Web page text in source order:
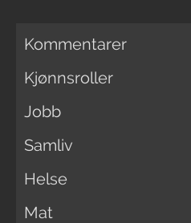
Kommentarer
Kjønnsroller
Jobb
Samliv
Helse
Mat